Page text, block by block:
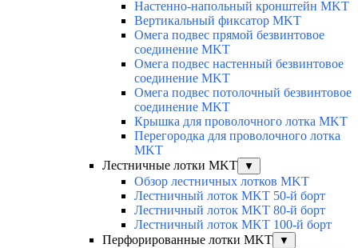
Настенно-напольный кронштейн MKT
Вертикальный фиксатор MKT
Омега подвес прямой безвинтовое
соединение MKT
Омега подвес настенный безвинтовое
соединение MKT
Омега подвес потолочный безвинтовое
соединение MKT
Крышка для проволочного лотка MKT
Перегородка для проволочного лотка
MKT
Лестничные лотки MKT
▼
Обзор лестничных лотков MKT
Лестничный лоток MKT 50-й борт
Лестничный лоток MKT 80-й борт
Лестничный лоток MKT 100-й борт
Перфорированные лотки MKT
▼